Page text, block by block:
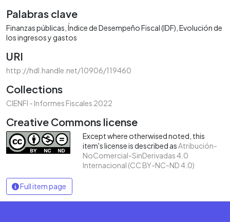
Palabras clave
Finanzas públicas Índice de Desempeño Fiscal (IDF) Evolución de
los ingresos y gastos
URI
http://hdl.handle.net/10906/119460
Collections
CIENFI - Informes Fiscales 2022
Creative Commons license
Except where otherwised noted, this
item's license is described asAtribución-
NoComercial-SinDerivadas 4.0
Internacional (CC BY-NC-ND 4.0)
Full item page